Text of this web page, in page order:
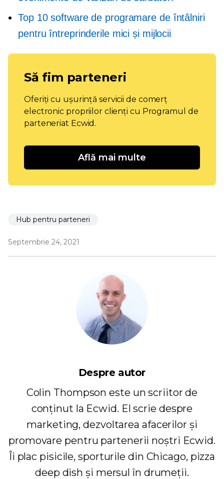
Top 10 software de programare de întâlniri
pentru întreprinderile mici și mijlocii
Să fim parteneri
Oferiți cu ușurință servicii de comerț
electronic propriilor clienți cu Programul de
parteneriat Ecwid.
Află mai multe
Hub pentru parteneri
Septembrie 24, 2021
Despre autor
Colin Thompson este un scriitor de
conținut la Ecwid. El scrie despre
marketing, dezvoltarea afacerilor și
promovare pentru partenerii noștri Ecwid.
Îi plac pisicile, sporturile din Chicago, pizza
deep dish și mersul în drumeții.